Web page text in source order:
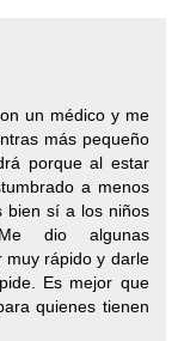
un médico y me
más pequeño
porque al estar
a menos
bien sí a los niños
dio algunas
muy rápido y darle
Es mejor que
quienes tienen